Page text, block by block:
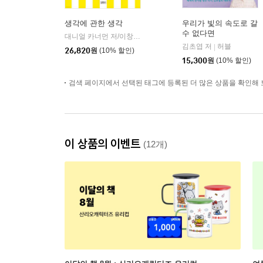
생각에 관한 생각
대니얼 카너먼 저/이창신 역
26,820원 (10% 할인)
우리가 빛의 속도로 갈
수 없다면
김초엽 저
허블
15,300원 (10% 할인)
검색 페이지에서 선택된 태그에 등록된 더 많은 상품을 확인해
이 상품의 이벤트 (12개)